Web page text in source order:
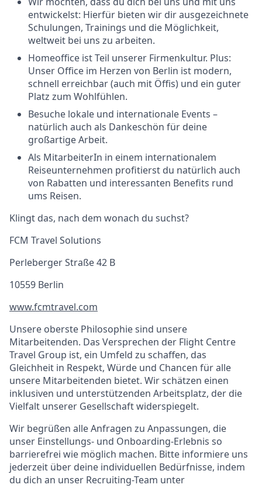
entwickelst: Hierfür bieten wir dir ausgezeichnete
Schulungen, Trainings und die Möglichkeit,
weltweit bei uns zu arbeiten.
Homeoffice ist Teil unserer Firmenkultur. Plus:
Unser Office im Herzen von Berlin ist modern,
schnell erreichbar (auch mit Öffis) und ein guter
Platz zum Wohlfühlen.
Besuche lokale und internationale Events –
natürlich auch als Dankeschön für deine
großartige Arbeit.
Als MitarbeiterIn in einem internationalem
Reiseunternehmen profitierst du natürlich auch
von Rabatten und interessanten Benefits rund
ums Reisen.
Klingt das, nach dem wonach du suchst?
FCM Travel Solutions
Perleberger Straße 42 B
10559 Berlin
www.fcmtravel.com
Unsere oberste Philosophie sind unsere
Mitarbeitenden. Das Versprechen der Flight Centre
Travel Group ist, ein Umfeld zu schaffen, das
Gleichheit in Respekt, Würde und Chancen für alle
unsere Mitarbeitenden bietet. Wir schätzen einen
inklusiven und unterstützenden Arbeitsplatz, der die
Vielfalt unserer Gesellschaft widerspiegelt.
Wir begrüßen alle Anfragen zu Anpassungen, die
unser Einstellungs- und Onboarding-Erlebnis so
barrierefrei wie möglich machen. Bitte informiere uns
jederzeit über deine individuellen Bedürfnisse, indem
du dich an unser Recruiting-Team unter